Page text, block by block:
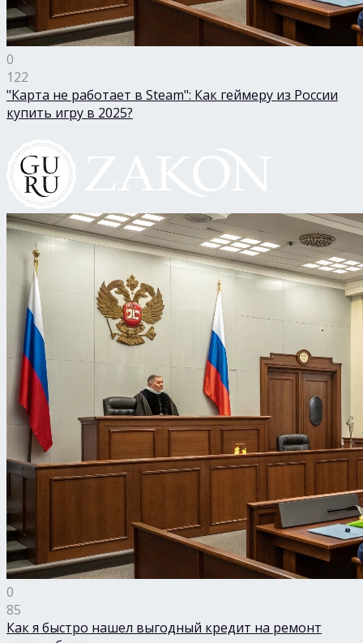
0
122
"Карта не работает в Steam": Как геймеру из России
купить игру в 2025?
0
85
Как я быстро нашел выгодный кредит на ремонт